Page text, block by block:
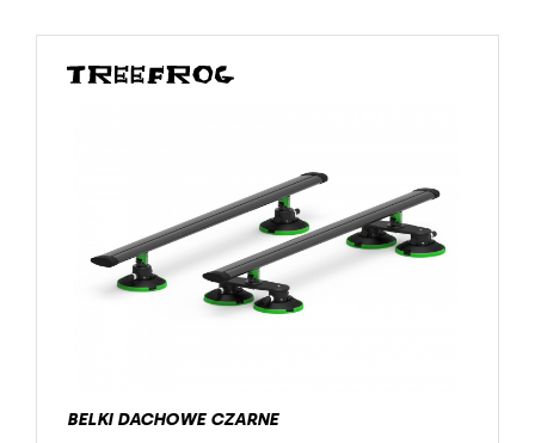
BELKI DACHOWE CZARNE